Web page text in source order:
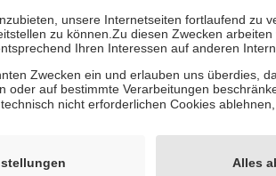
Stellung der Familie zu unterstützen, fallen